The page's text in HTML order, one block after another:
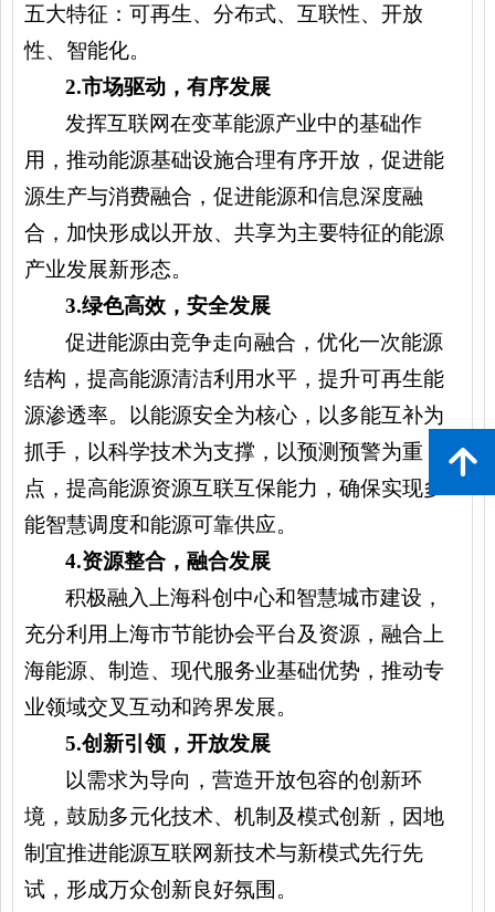
五大特征：可再生、分布式、互联性、开放
性、智能化。
2.市场驱动，有序发展
发挥互联网在变革能源产业中的基础作
用，推动能源基础设施合理有序开放，促进能
源生产与消费融合，促进能源和信息深度融
合，加快形成以开放、共享为主要特征的能源
产业发展新形态。
3.绿色高效，安全发展
促进能源由竞争走向融合 ，优化一次能源
结构，提高能源清洁利用水平， 提升可再生能
源渗透率。以能源安全为核心，以多能互补为
抓手，以科学技术为支撑，以预测预警为重
点，提高能源资源互联互保能力，确保实现多
能智慧调度和能源可靠供应。
4.资源整合，融合发展
积极融入上海科创中心和智慧城市建设，
充分利用上海市节能协会平台及资源，融合上
海能源、制造、现代服务业基础优势，推动专
业领域交叉互动和跨界发展。
5.创新引领，开放发展
以需求为导向，营造开放包容的创新环
境，鼓励多元化技术、机制及模式创新，因地
制宜推进能源互联网新技术与新模式先行先
试，形成万众创新良好氛围。
녕